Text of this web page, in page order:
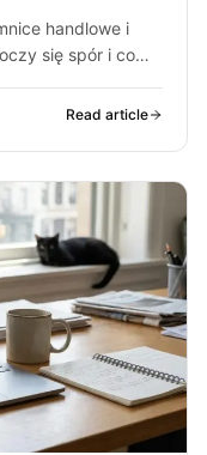
handlowe i
się spór i co
Read article